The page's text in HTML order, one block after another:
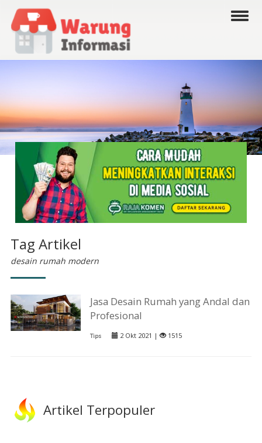
Tag Artikel
desain rumah modern
Jasa Desain Rumah yang Andal dan
Profesional
Tips 2 Okt 2021 | 1515
Artikel Terpopuler